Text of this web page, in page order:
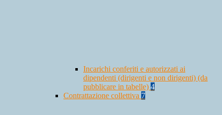
Incarichi conferiti e autorizzati ai
dipendenti (dirigenti e non dirigenti) (da
pubblicare in tabelle) 4
Contrattazione collettiva 7